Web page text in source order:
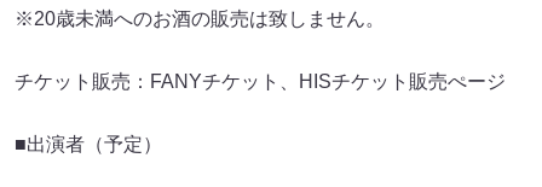
※20歳未満へのお酒の販売は致しません。
チケット販売：FANYチケット、HISチケット販売ぺージ
■出演者（予定）